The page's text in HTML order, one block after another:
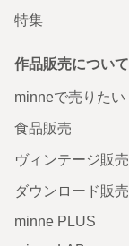
特集
作品販売について
minneで売りたい
食品販売
ヴィンテージ販売
ダウンロード販売
minne PLUS